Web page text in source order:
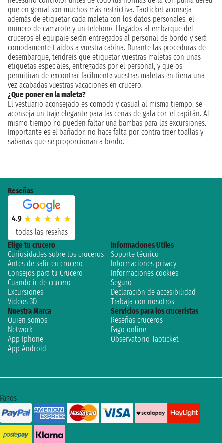
que en genral son muchos más restrictiva. Taoticket aconseja
además de etiquetar cada maleta con los datos personales, el
numero de camarote y un telefono. Llegados al embarque del
cruceros el equipaje serán entregados al personal de bordo y será
comodamente traidos a vuestra cabina. Durante las proceduras de
desembarque, tendreís que etiquetar vuestras maletas con unas
etiquetas especiales, entregadas por el personal, y que os
permitiran de encontrar facilmente vuestras maletas en tierra una
vez acabadas vuestras vacaciones en crucero.
¿Que poner en la maleta?
El vestuario aconsejado es comodo y casual al mismo tiempo, se
aconseja un traje elegante para las cenas de gala con el capitán. Al
mismo tiempo no pueden faltar una bambas para las excursiones.
Importante es el bañador, no hace falta por contra traer toallas y
sabanas que se proporcionan a bordo.
Reseñas
4.9
todas las reseñas
Elige tu crucero
Curiosidades sobre los cruceros
Antes de salir en crucero
Consejos para tu Crucero
Cuando ir de crucero
Excursiones
Videos 3D
Informaciones Utiles
Soporte técnico
Informaciones privacy
Informaciones cookies
Seguro
Declaración de accesibilidad
Trabaja con nosotros
Nuestra Marca
Quien somos
Network
App Iphone
App Android
Servicios para los cruceristas
Reseñas cruceros
Pago online
Observatorio Taoticket
Pagos